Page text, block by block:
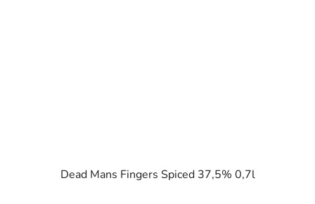
Dead Mans Fingers Spiced 37,5% 0,7l